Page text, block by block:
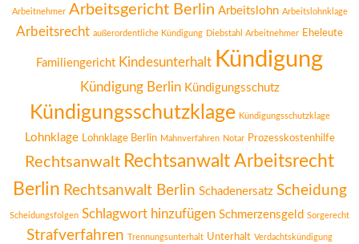
Arbeitnehmer Arbeitsgericht Berlin Arbeitslohn Arbeitslohnklage
Arbeitsrecht außerordentliche Kündigung Diebstahl Arbeitnehmer Eheleute
Familiengericht Kindesunterhalt Kündigung
Kündigung Berlin Kündigungsschutz
Kündigungsschutzklage Kündigungsschutzklage
Lohnklage Lohnklage Berlin Mahnverfahren Notar Prozesskostenhilfe
Rechtsanwalt Rechtsanwalt Arbeitsrecht
Berlin Rechtsanwalt Berlin Schadenersatz Scheidung
Scheidungsfolgen Schlagwort hinzufügen Schmerzensgeld Sorgerecht
Strafverfahren Trennungsunterhalt Unterhalt Verdachtskündigung